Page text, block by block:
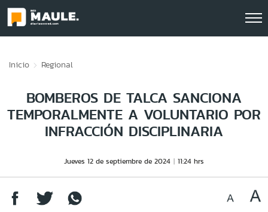
Inicio Regional
BOMBEROS DE TALCA SANCIONA
TEMPORALMENTE A VOLUNTARIO POR
INFRACCIÓN DISCIPLINARIA
Jueves 12 de septiembre de 2024 11:24 hrs